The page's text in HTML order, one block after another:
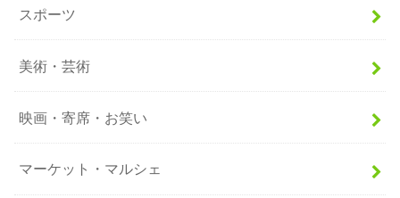
スポーツ
美術・芸術
映画・寄席・お笑い
マーケット・マルシェ